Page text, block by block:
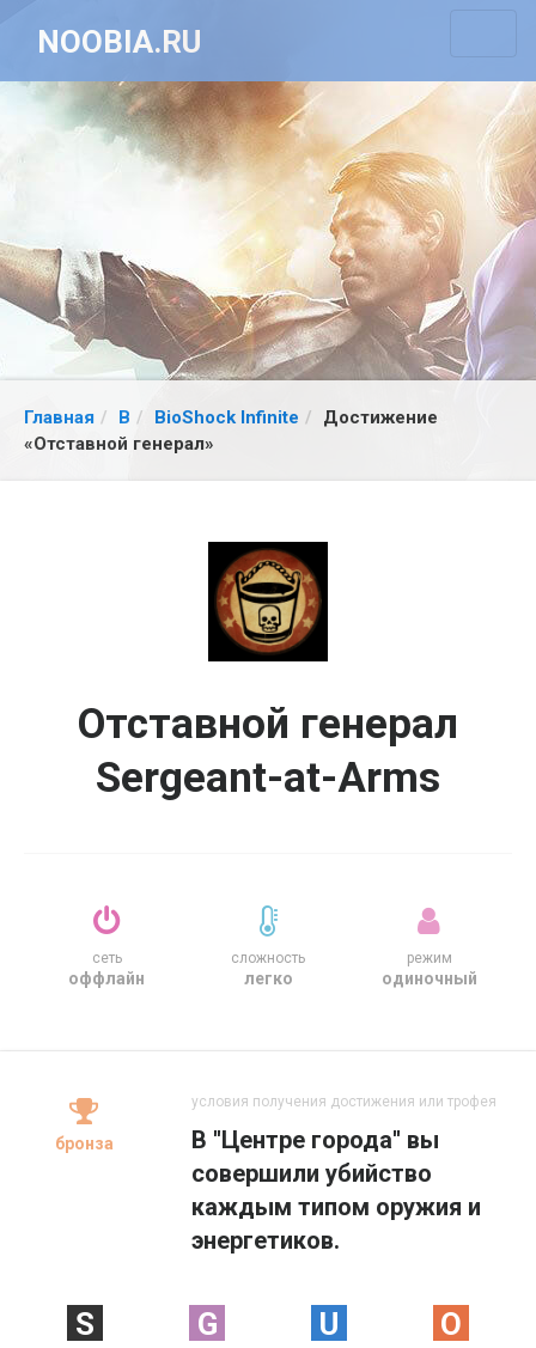
NOOBIA.RU
Главная B BioShock Infinite
Достижение
«Отставной генерал»
Отставной генерал
Sergeant-at-Arms
сеть
оффлайн
сложность
легко
режим
одиночный
бронза
условия получения достижения или трофея
В ''Центре города'' вы
совершили убийство
каждым типом оружия и
энергетиков.
S G U O